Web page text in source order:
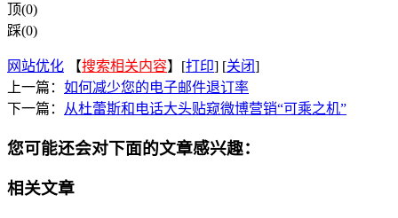
顶(0)
踩(0)
网站优化 【搜索相关内容】[打印] [关闭]
上一篇： 如何减少您的电子邮件退订率
下一篇：
从杜蕾斯和电话大头贴窥微博营销“可乘之机”
您可能还会对下面的文章感兴趣：
相关文章